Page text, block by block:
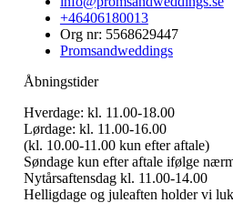
+46406180013
Org nr: 5568629447
Promsandweddings
Åbningstider
Hverdage: kl. 11.00-18.00
Lørdage: kl. 11.00-16.00
(kl. 10.00-11.00 kun efter aftale)
Søndage kun efter aftale ifølge
Nytårsaftensdag kl. 11.00-14.00
Helligdage og juleaften holder vi